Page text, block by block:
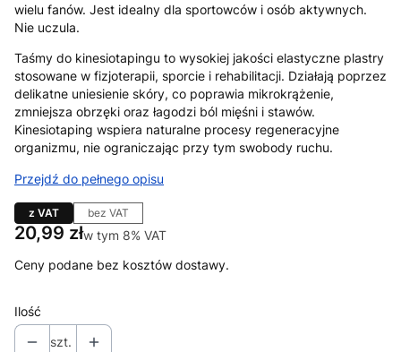
wielu fanów. Jest idealny dla sportowców i osób aktywnych.
Nie uczula.
Taśmy do kinesiotapingu to wysokiej jakości elastyczne plastry
stosowane w fizjoterapii, sporcie i rehabilitacji. Działają poprzez
delikatne uniesienie skóry, co poprawia mikrokrążenie,
zmniejsza obrzęki oraz łagodzi ból mięśni i stawów.
Kinesiotaping wspiera naturalne procesy regeneracyjne
organizmu, nie ograniczając przy tym swobody ruchu.
Przejdź do pełnego opisu
z VAT bez VAT
Cena
20,99 złw tym 8% VAT
w tym 8% VAT
Ceny podane bez kosztów dostawy.
Ilość
szt.